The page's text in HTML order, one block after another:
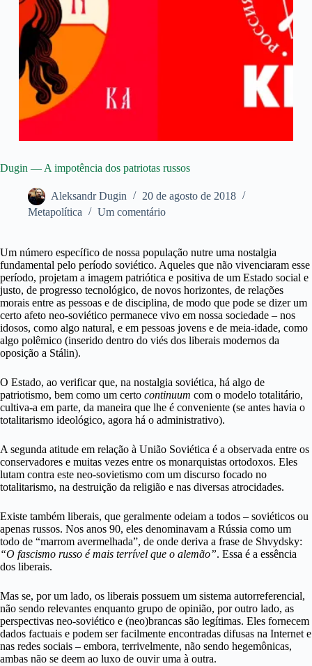
Dugin — A impotência dos patriotas russos
Aleksandr Dugin
20 de agosto de 2018
Metapolítica
Um comentário
Um número específico de nossa população nutre uma nostalgia
fundamental pelo período soviético. Aqueles que não vivenciaram esse
período, projetam a imagem patriótica e positiva de um Estado social e
justo, de progresso tecnológico, de novos horizontes, de relações
morais entre as pessoas e de disciplina, de modo que pode se dizer um
certo afeto neo-soviético permanece vivo em nossa sociedade – nos
idosos, como algo natural, e em pessoas jovens e de meia-idade, como
algo polêmico (inserido dentro do viés dos liberais modernos da
oposição a Stálin).
O Estado, ao verificar que, na nostalgia soviética, há algo de
patriotismo, bem como um certo continuum com o modelo totalitário,
cultiva-a em parte, da maneira que lhe é conveniente (se antes havia o
totalitarismo ideológico, agora há o administrativo).
A segunda atitude em relação à União Soviética é a observada entre os
conservadores e muitas vezes entre os monarquistas ortodoxos. Eles
lutam contra este neo-sovietismo com um discurso focado no
totalitarismo, na destruição da religião e nas diversas atrocidades.
Existe também liberais, que geralmente odeiam a todos – soviéticos ou
apenas russos. Nos anos 90, eles denominavam a Rússia como um
todo de “marrom avermelhada”, de onde deriva a frase de Shvydsky:
“O fascismo russo é mais terrível que o alemão”. Essa é a essência
dos liberais.
Mas se, por um lado, os liberais possuem um sistema autorreferencial,
não sendo relevantes enquanto grupo de opinião, por outro lado, as
perspectivas neo-soviético e (neo)brancas são legítimas. Eles fornecem
dados factuais e podem ser facilmente encontradas difusas na Internet e
nas redes sociais – embora, terrivelmente, não sendo hegemônicas,
ambas não se deem ao luxo de ouvir uma à outra.